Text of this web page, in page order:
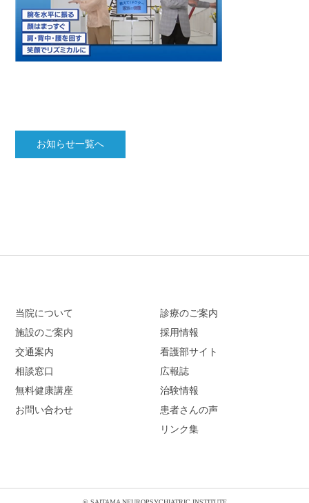
お知らせ一覧へ
当院について
診療のご案内
施設のご案内
交通案内
相談窓口
無料健康講座
お問い合わせ
採用情報
看護部サイト
広報誌
治験情報
患者さんの声
リンク集